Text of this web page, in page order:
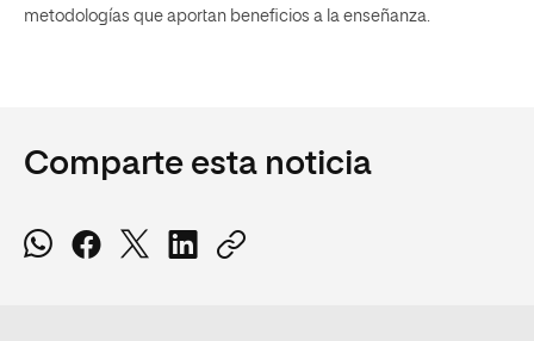
metodologías que aportan beneficios a la enseñanza.
Comparte esta noticia